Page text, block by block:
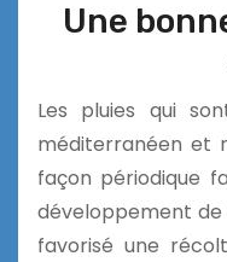
Une
Les pluies qui
méditerranéen et
façon périodique
développement
favorisé une